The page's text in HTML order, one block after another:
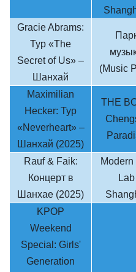
Gracie Abrams:
Тур «The
Secret of Us» –
Шанхай
(Music
Maximilian
Hecker: Тур
«Neverheart» –
Шанхай (2025)
THE
Rauf & Faik:
Концерт в
Шанхае (2025)
Modern
Lab
KPOP
Weekend
Special: Girls'
Generation